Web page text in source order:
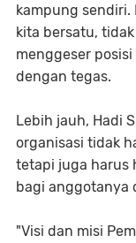
kampung sendiri.
kita bersatu,
menggeser
dengan tegas.
Lebih jauh, Hadi
organisasi tidak
tetapi juga harus
bagi anggotanya
"Visi dan misi